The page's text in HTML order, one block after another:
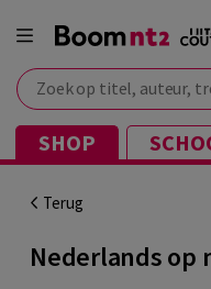
Zoek op titel, auteur,
SHOP
Terug
Nederlands op